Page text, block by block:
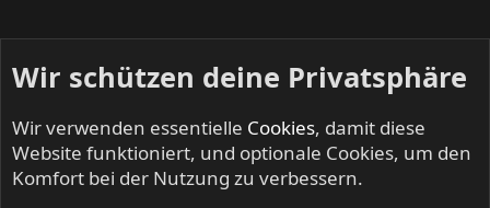
Wir schützen deine Privatsphäre
Wir verwenden essentielle Cookies, damit diese
Website funktioniert, und optionale Cookies, um den
Komfort bei der Nutzung zu verbessern.